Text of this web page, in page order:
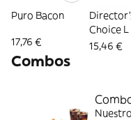
Puro Bacon
17,76 €
Choice L
15,46 €
Combos